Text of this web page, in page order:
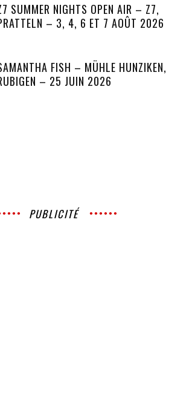
SUMMER NIGHTS OPEN AIR – Z7,
– 3, 4, 6 ET 7 AOÛT 2026
FISH – MÜHLE HUNZIKEN,
– 25 JUIN 2026
PUBLICITÉ